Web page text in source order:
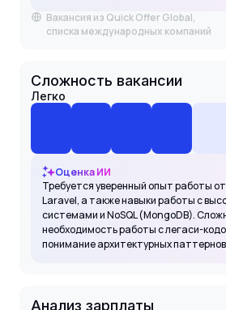
Вакансия из Quick Offer Global,
списка международных компаний
Сложность вакансии
Легко
Оценка ИИ
Требуется уверенный опыт работы от
Laravel, а также навыки работы с
системами и NoSQL (MongoDB).
необходимость работы с легаси-
понимание архитектурных
Анализ зарплаты